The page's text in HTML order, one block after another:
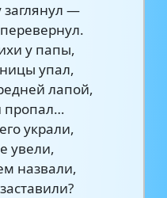
заглянул —
у папы,
упал,
лапой,
пропал…
украли,
увели,
назвали,